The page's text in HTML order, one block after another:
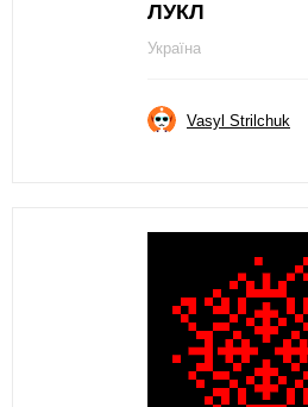
ЛУКЛ
Україна
Vasyl Strilchuk